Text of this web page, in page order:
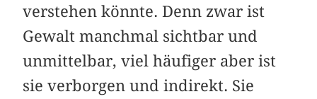
verstehen könnte. Denn zwar ist
Gewalt manchmal sichtbar und
unmittelbar, viel häufiger aber ist
sie verborgen und indirekt. Sie